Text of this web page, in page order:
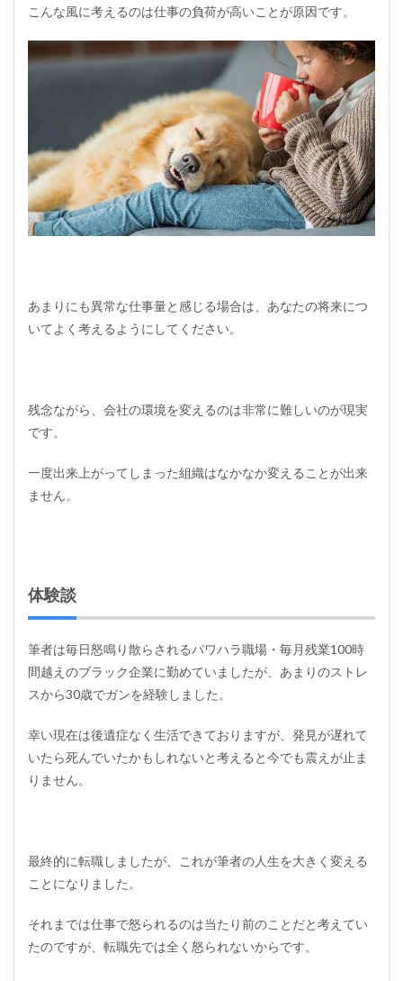
こんな風に考えるのは仕事の負荷が高いことが原因です。
あまりにも異常な仕事量と感じる場合は、あなたの将来につ
いてよく考えるようにしてください。
残念ながら、会社の環境を変えるのは非常に難しいのが現実
です。
一度出来上がってしまった組織はなかなか変えることが出来
ません。
体験談
筆者は毎日怒鳴り散らされるパワハラ職場・毎月残業100時
間越えのブラック企業に勤めていましたが、あまりのストレ
スから30歳でガンを経験しました。
幸い現在は後遺症なく生活できておりますが、発見が遅れて
いたら死んでいたかもしれないと考えると今でも震えが止ま
りません。
最終的に転職しましたが、これが筆者の人生を大きく変える
ことになりました。
それまでは仕事で怒られるのは当たり前のことだと考えてい
たのですが、転職先では全く怒られないからです。